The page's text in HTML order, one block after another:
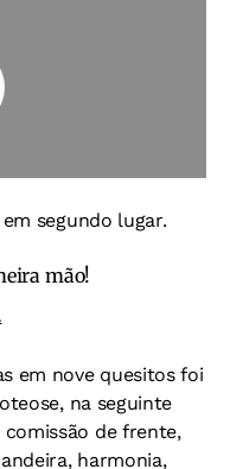
segundo lugar.
mão!
em nove quesitos foi
na seguinte
de frente,
harmonia,